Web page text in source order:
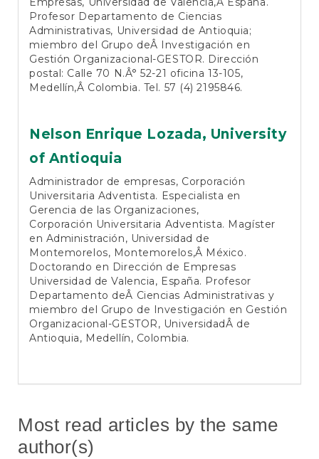
Profesor Departamento de Ciencias
Administrativas, Universidad de Antioquia;
miembro del Grupo deÂ Investigación en
Gestión Organizacional-GESTOR. Dirección
postal: Calle 70 N.Â° 52-21 oficina 13-105,
Medellín,Â Colombia. Tel. 57 (4) 2195846.
Nelson Enrique Lozada, University
of Antioquia
Administrador de empresas, Corporación
Universitaria Adventista. Especialista en
Gerencia de las Organizaciones,
Corporación Universitaria Adventista. Magíster
en Administración, Universidad de
Montemorelos, Montemorelos,Â México.
Doctorando en Dirección de Empresas
Universidad de Valencia, España. Profesor
Departamento deÂ Ciencias Administrativas y
miembro del Grupo de Investigación en Gestión
Organizacional-GESTOR, UniversidadÂ de
Antioquia, Medellín, Colombia.
Most read articles by the same
author(s)